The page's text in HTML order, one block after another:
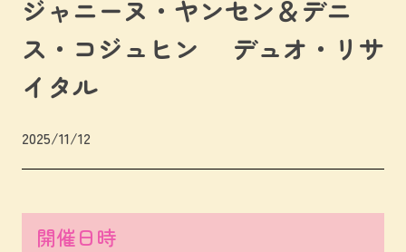
ジャニーヌ・ヤンセン＆デニ
ス・コジュヒン デュオ・リサ
イタル
2025/11/12
開催日時